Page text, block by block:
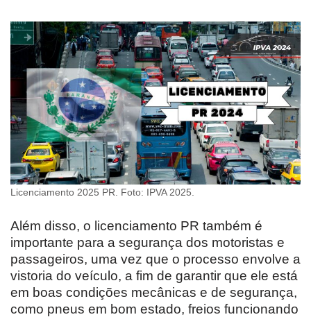
Licenciamento 2025 PR. Foto: IPVA 2025.
Além disso, o licenciamento PR também é
importante para a segurança dos motoristas e
passageiros, uma vez que o processo envolve a
vistoria do veículo, a fim de garantir que ele está
em boas condições mecânicas e de segurança,
como pneus em bom estado, freios funcionando